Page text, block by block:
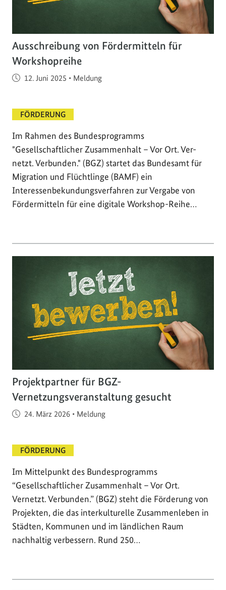
Ausschreibung von Fördermitteln für
Workshopreihe
Veröffentlicht am
12. Juni 2025 • Meldung
FÖRDERUNG
Im Rahmen des Bundesprogramms
"Gesellschaftlicher Zusammenhalt – Vor Ort. Ver-
netzt. Verbunden." (BGZ) startet das Bundesamt für
Migration und Flüchtlinge (BAMF) ein
Interessenbekundungsverfahren zur Vergabe von
Fördermitteln für eine digitale Workshop-Reihe…
Projektpartner für BGZ-
Vernetzungsveranstaltung gesucht
Veröffentlicht am
24. März 2026 • Meldung
FÖRDERUNG
Im Mittelpunkt des Bundesprogramms
“Gesellschaftlicher Zusammenhalt – Vor Ort.
Vernetzt. Verbunden.” (BGZ) steht die Förderung von
Projekten, die das interkulturelle Zusammenleben in
Städten, Kommunen und im ländlichen Raum
nachhaltig verbessern. Rund 250…